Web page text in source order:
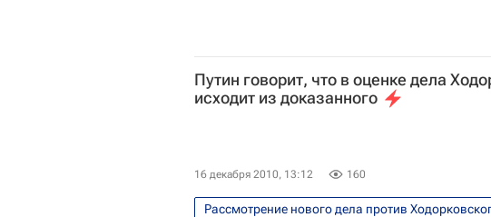
Путин говорит, что в оценке дела
исходит из доказанного
16 декабря 2010, 13:12 160
Рассмотрение нового дела против